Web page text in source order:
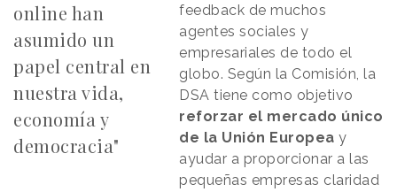
online han
asumido un
papel central en
nuestra vida,
economía y
democracia"
feedback de muchos
agentes sociales y
empresariales de todo el
globo. Según la Comisión, la
DSA tiene como objetivo
reforzar el mercado único
de la Unión Europea y
ayudar a proporcionar a las
pequeñas empresas claridad